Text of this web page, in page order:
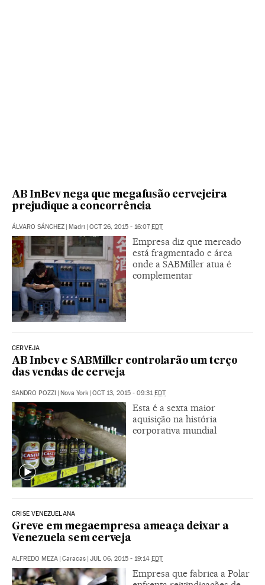
AB InBev nega que megafusão cervejeira
prejudique a concorrência
ÁLVARO SÁNCHEZ | Madri | OCT 26, 2015 - 16:07EDT
Empresa diz que mercado
está fragmentado e área
onde a SABMiller atua é
complementar
CERVEJA
AB Inbev e SABMiller controlarão um terço
das vendas de cerveja
SANDRO POZZI | Nova York | OCT 13, 2015 - 09:31 EDT
Esta é a sexta maior
aquisição na história
corporativa mundial
CRISE VENEZUELANA
Greve em megaempresa ameaça deixar a
Venezuela sem cerveja
ALFREDO MEZA Caracas JUL 06, 2015 - 19:14 EDT
Empresa que fabrica a Polar